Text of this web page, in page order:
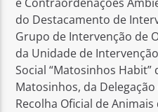
do Destacamento de
Grupo de Intervenção de
da Unidade de
Social “Matosinhos
Matosinhos, da
Recolha Oficial de